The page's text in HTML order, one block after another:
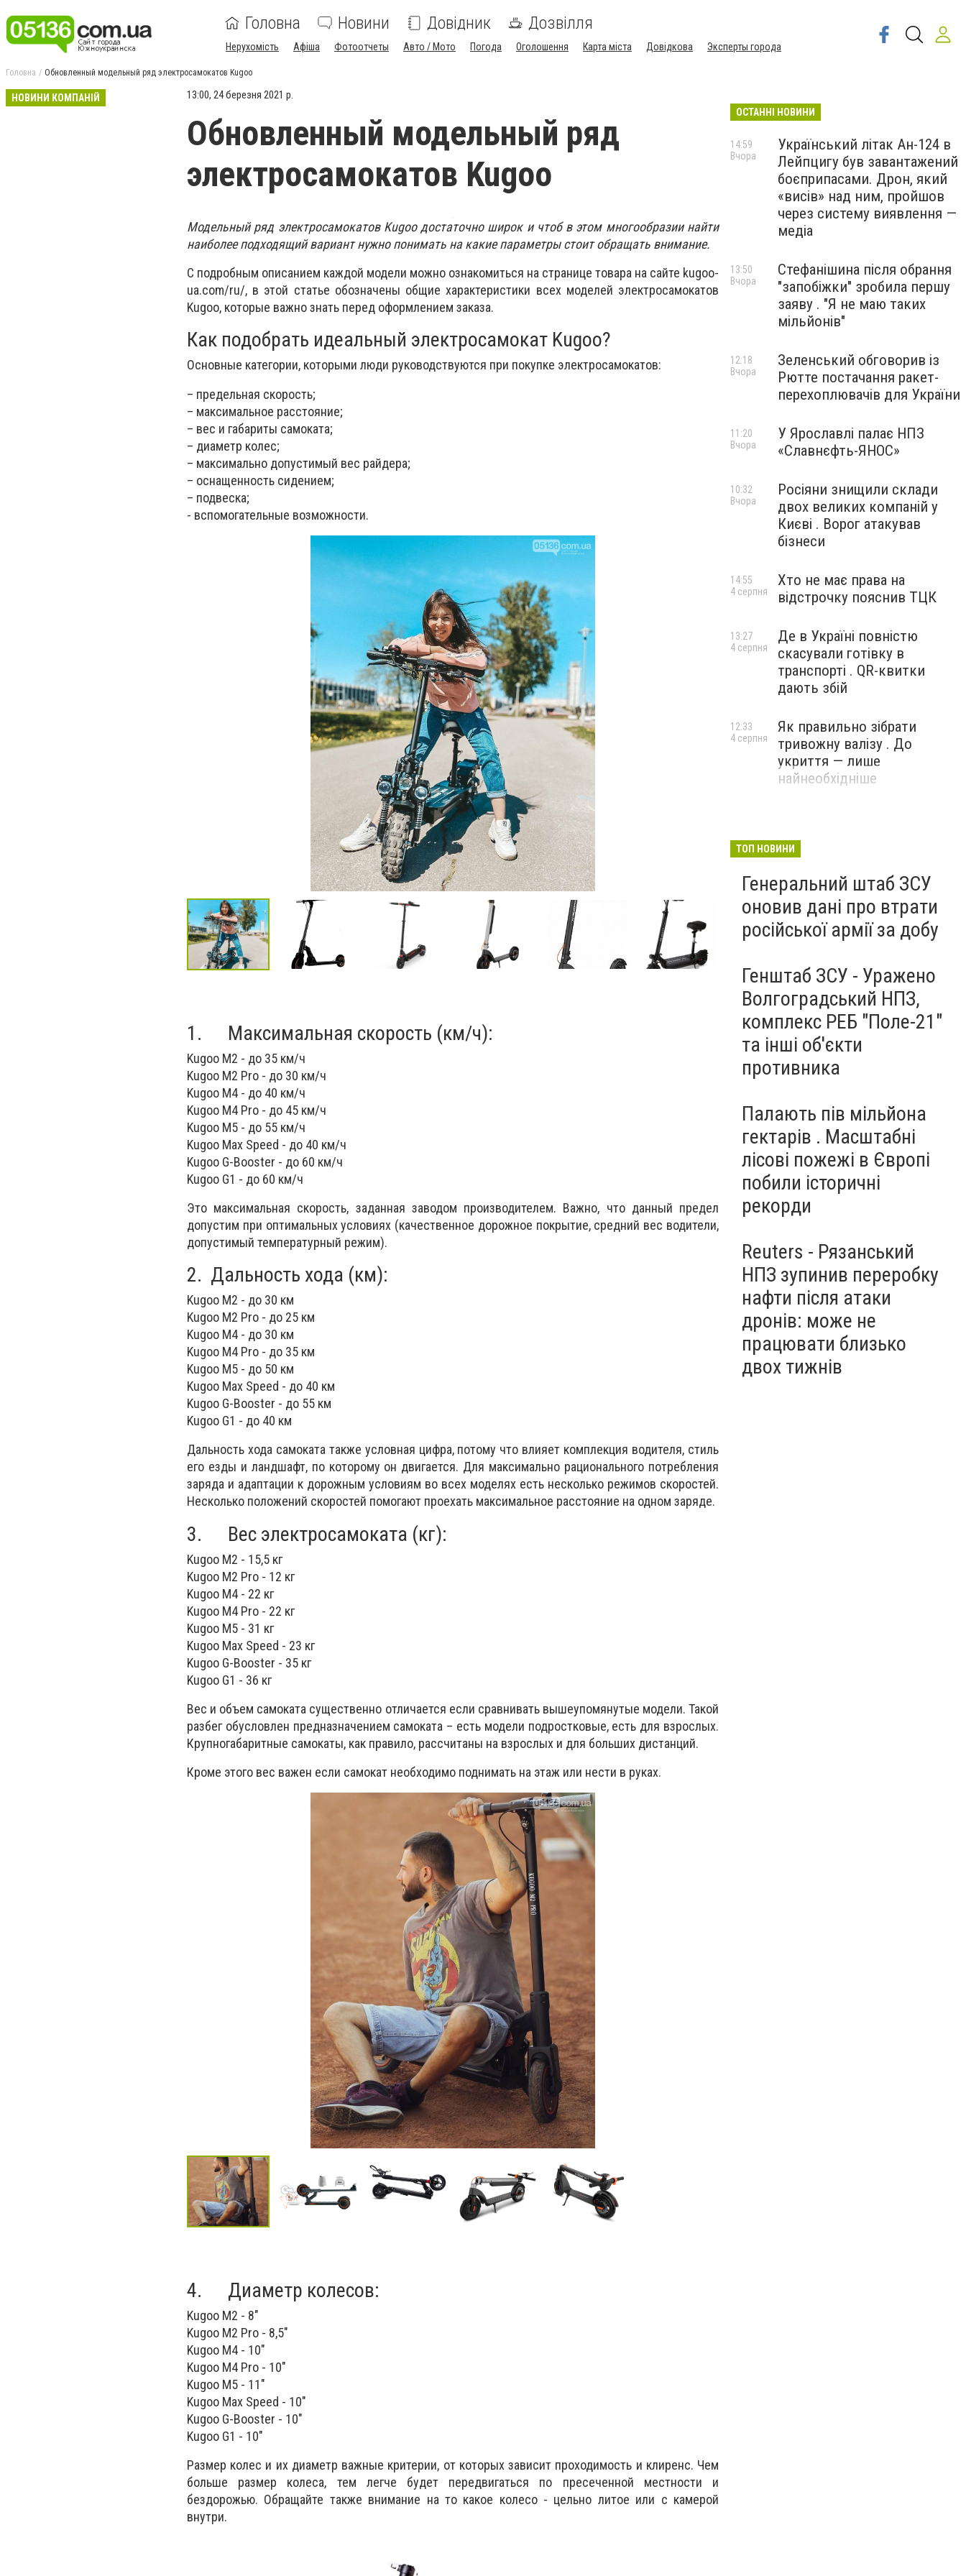
Головна Новини Довідник Дозвілля
Нерухомість Афіша Фотоотчеты Авто / Мото Погода Оголошення Карта міста Довідкова Эксперты города
Головна Обновленный модельный ряд электросамокатов Kugoo
НОВИНИ КОМПАНІЙ 13:00, 24 березня 2021 р.
Обновленный модельный ряд
электросамокатов Kugoo
Модельный ряд электросамокатов Kugoo достаточно широк и чтоб в этом многообразии найти
наиболее подходящий вариант нужно понимать на какие параметры стоит обращать внимание.
С подробным описанием каждой модели можно ознакомиться на странице товара на сайте kugoo-
ua.com/ru/, в этой статье обозначены общие характеристики всех моделей электросамокатов
Kugoo, которые важно знать перед оформлением заказа.
Как подобрать идеальный электросамокат Kugoo?
Основные категории, которыми люди руководствуются при покупке электросамокатов:
– предельная скорость;
– максимальное расстояние;
– вес и габариты самоката;
– диаметр колес;
– максимально допустимый вес райдера;
– оснащенность сидением;
– подвеска;
- вспомогательные возможности.
1. Максимальная скорость (км/ч):
Kugoo M2 - до 35 км/ч
Kugoo M2 Pro - до 30 км/ч
Kugoo M4 - до 40 км/ч
Kugoo M4 Pro - до 45 км/ч
Kugoo M5 - до 55 км/ч
Kugoo Max Speed - до 40 км/ч
Kugoo G-Booster - до 60 км/ч
Kugoo G1 - до 60 км/ч
Это максимальная скорость, заданная заводом производителем. Важно, что данный предел
допустим при оптимальных условиях (качественное дорожное покрытие, средний вес водители,
допустимый температурный режим).
2. Дальность хода (км):
Kugoo M2 - до 30 км
Kugoo M2 Pro - до 25 км
Kugoo M4 - до 30 км
Kugoo M4 Pro - до 35 км
Kugoo M5 - до 50 км
Kugoo Max Speed - до 40 км
Kugoo G-Booster - до 55 км
Kugoo G1 - до 40 км
Дальность хода самоката также условная цифра, потому что влияет комплекция водителя, стиль
его езды и ландшафт, по которому он двигается. Для максимально рационального потребления
заряда и адаптации к дорожным условиям во всех моделях есть несколько режимов скоростей.
Несколько положений скоростей помогают проехать максимальное расстояние на одном заряде.
3. Вес электросамоката (кг):
Kugoo M2 - 15,5 кг
Kugoo M2 Pro - 12 кг
Kugoo M4 - 22 кг
Kugoo M4 Pro - 22 кг
Kugoo M5 - 31 кг
Kugoo Max Speed - 23 кг
Kugoo G-Booster - 35 кг
Kugoo G1 - 36 кг
Вес и объем самоката существенно отличается если сравнивать вышеупомянутые модели. Такой
разбег обусловлен предназначением самоката – есть модели подростковые, есть для взрослых.
Крупногабаритные самокаты, как правило, рассчитаны на взрослых и для больших дистанций.
Кроме этого вес важен если самокат необходимо поднимать на этаж или нести в руках.
4. Диаметр колесов:
Kugoo M2 - 8"
Kugoo M2 Pro - 8,5"
Kugoo M4 - 10"
Kugoo M4 Pro - 10"
Kugoo M5 - 11"
Kugoo Max Speed - 10"
Kugoo G-Booster - 10"
Kugoo G1 - 10"
Размер колес и их диаметр важные критерии, от которых зависит проходимость и клиренс. Чем
больше размер колеса, тем легче будет передвигаться по пресеченной местности и
бездорожью. Обращайте также внимание на то какое колесо - цельно литое или с камерой
внутри.
ОСТАННІ НОВИНИ
Український літак Ан-124 в
Лейпцигу був завантажений
боєприпасами. Дрон, який
«висів» над ним, пройшов
через систему виявлення —
медіа
14:59
Вчора
Стефанішина після обрання
"запобіжки" зробила першу
заяву . "Я не маю таких
мільйонів"
13:50
Вчора
Зеленський обговорив із
Рютте постачання ракет-
перехоплювачів для України
12:18
Вчора
У Ярославлі палає НПЗ
«Славнєфть-ЯНОС»
11:20
Вчора
Росіяни знищили склади
двох великих компаній у
Києві . Ворог атакував
бізнеси
10:32
Вчора
Хто не має права на
відстрочку пояснив ТЦК
14:55
4 серпня
Де в Україні повністю
скасували готівку в
транспорті . QR-квитки
дають збій
13:27
4 серпня
Як правильно зібрати
тривожну валізу . До
укриття — лише
найнеобхідніше
12:33
4 серпня
ТОП НОВИНИ
Генеральний штаб ЗСУ
оновив дані про втрати
російської армії за добу
Генштаб ЗСУ - Уражено
Волгоградський НПЗ,
комплекс РЕБ "Поле-21"
та інші об'єкти
противника
Палають пів мільйона
гектарів . Масштабні
лісові пожежі в Європі
побили історичні
рекорди
Reuters - Рязанський
НПЗ зупинив переробку
нафти після атаки
дронів: може не
працювати близько
двох тижнів